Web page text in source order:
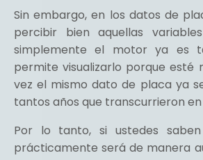
Sin embargo, en los datos de
percibir bien aquellas
simplemente el motor ya es
permite visualizarlo porque esté
vez el mismo dato de placa ya
tantos años que transcurrieron
Por lo tanto, si ustedes
prácticamente será de manera